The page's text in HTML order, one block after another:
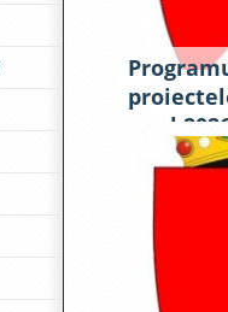
anul